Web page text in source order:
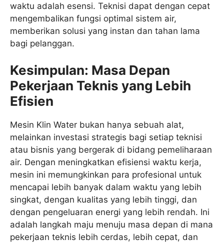
waktu adalah esensi. Teknisi dapat dengan cepat
mengembalikan fungsi optimal sistem air,
memberikan solusi yang instan dan tahan lama
bagi pelanggan.
Kesimpulan: Masa Depan
Pekerjaan Teknis yang Lebih
Efisien
Mesin Klin Water bukan hanya sebuah alat,
melainkan investasi strategis bagi setiap teknisi
atau bisnis yang bergerak di bidang pemeliharaan
air. Dengan meningkatkan efisiensi waktu kerja,
mesin ini memungkinkan para profesional untuk
mencapai lebih banyak dalam waktu yang lebih
singkat, dengan kualitas yang lebih tinggi, dan
dengan pengeluaran energi yang lebih rendah. Ini
adalah langkah maju menuju masa depan di mana
pekerjaan teknis lebih cerdas, lebih cepat, dan